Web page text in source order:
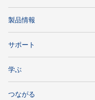
製品情報
サポート
学ぶ
つながる